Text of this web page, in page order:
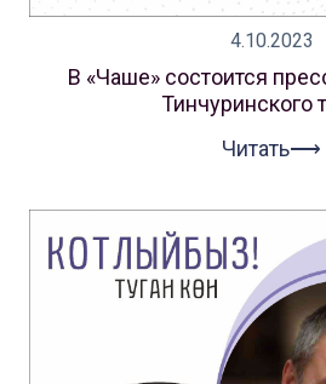
4.10.2023
В «Чаше» состоится
Тинчуринского
Читать⟶